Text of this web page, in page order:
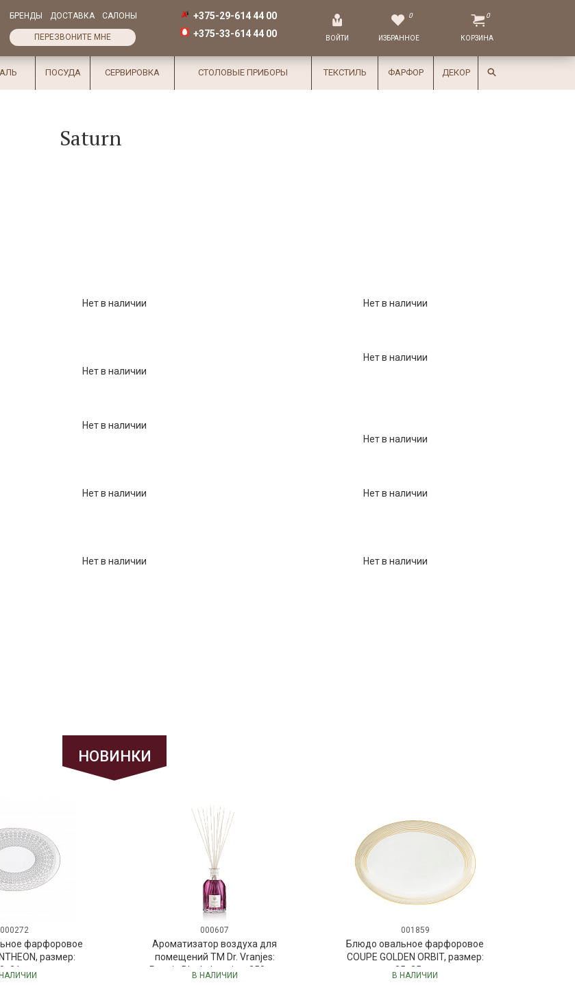
БРЕНДЫ ДОСТАВКА САЛОНЫ
ПЕРЕЗВОНИТЕ МНЕ
+375-29-614 44 00
+375-33-614 44 00
ВОЙТИ
0
ИЗБРАННОЕ
0
КОРЗИНА
ПОСУДА СЕРВИРОВКА СТОЛОВЫЕ ПРИБОРЫ ТЕКСТИЛЬ ФАРФОР ДЕКОР
Saturn
Нет в наличии Нет в наличии
Нет в наличии
Нет в наличии
Нет в наличии
Нет в наличии
Нет в наличии Нет в наличии
Нет в наличии Нет в наличии
НОВИНКИ
000272
фарфоровое
размер:
см
000607
Ароматизатор воздуха для
помещений ТМ Dr. Vranjes:
Peonia Black Jasmine, 250 мл
В НАЛИЧИИ
001859
Блюдо овальное фарфоровое
COUPE GOLDEN ORBIT, размер:
35х25 см
В НАЛИЧИИ